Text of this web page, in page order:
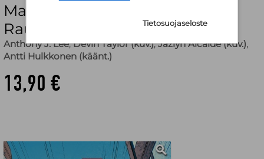
Marvel. Iron Man. Tässä tulee
Rautamies. Luen itse
Anthony J. Lee,Devin Taylor (kuv.),Jazlyn Alcaide (kuv.),
Antti Hulkkonen (käänt.)
13,90 €
Tietosuojaseloste